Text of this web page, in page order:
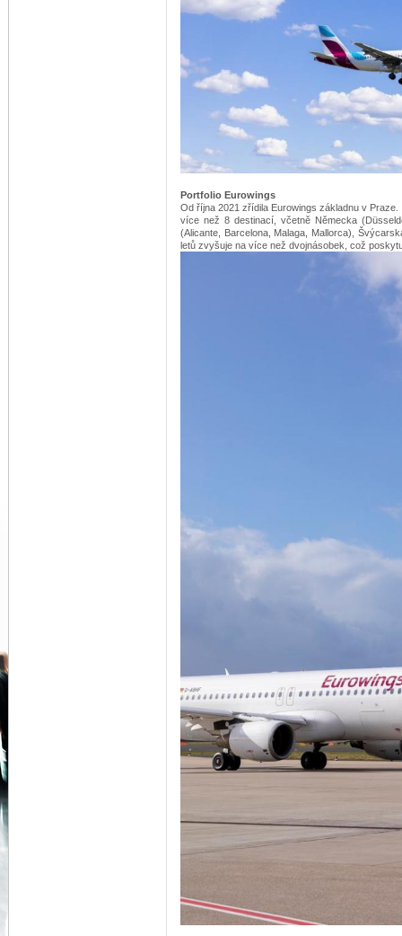
Portfolio Eurowings
Od října 2021 zřídila Eurowings základnu v
více než 8 destinací, včetně Německa
(Alicante, Barcelona, ​​Malaga, Mallorca),
letů zvyšuje na více než dvojnásobek, což